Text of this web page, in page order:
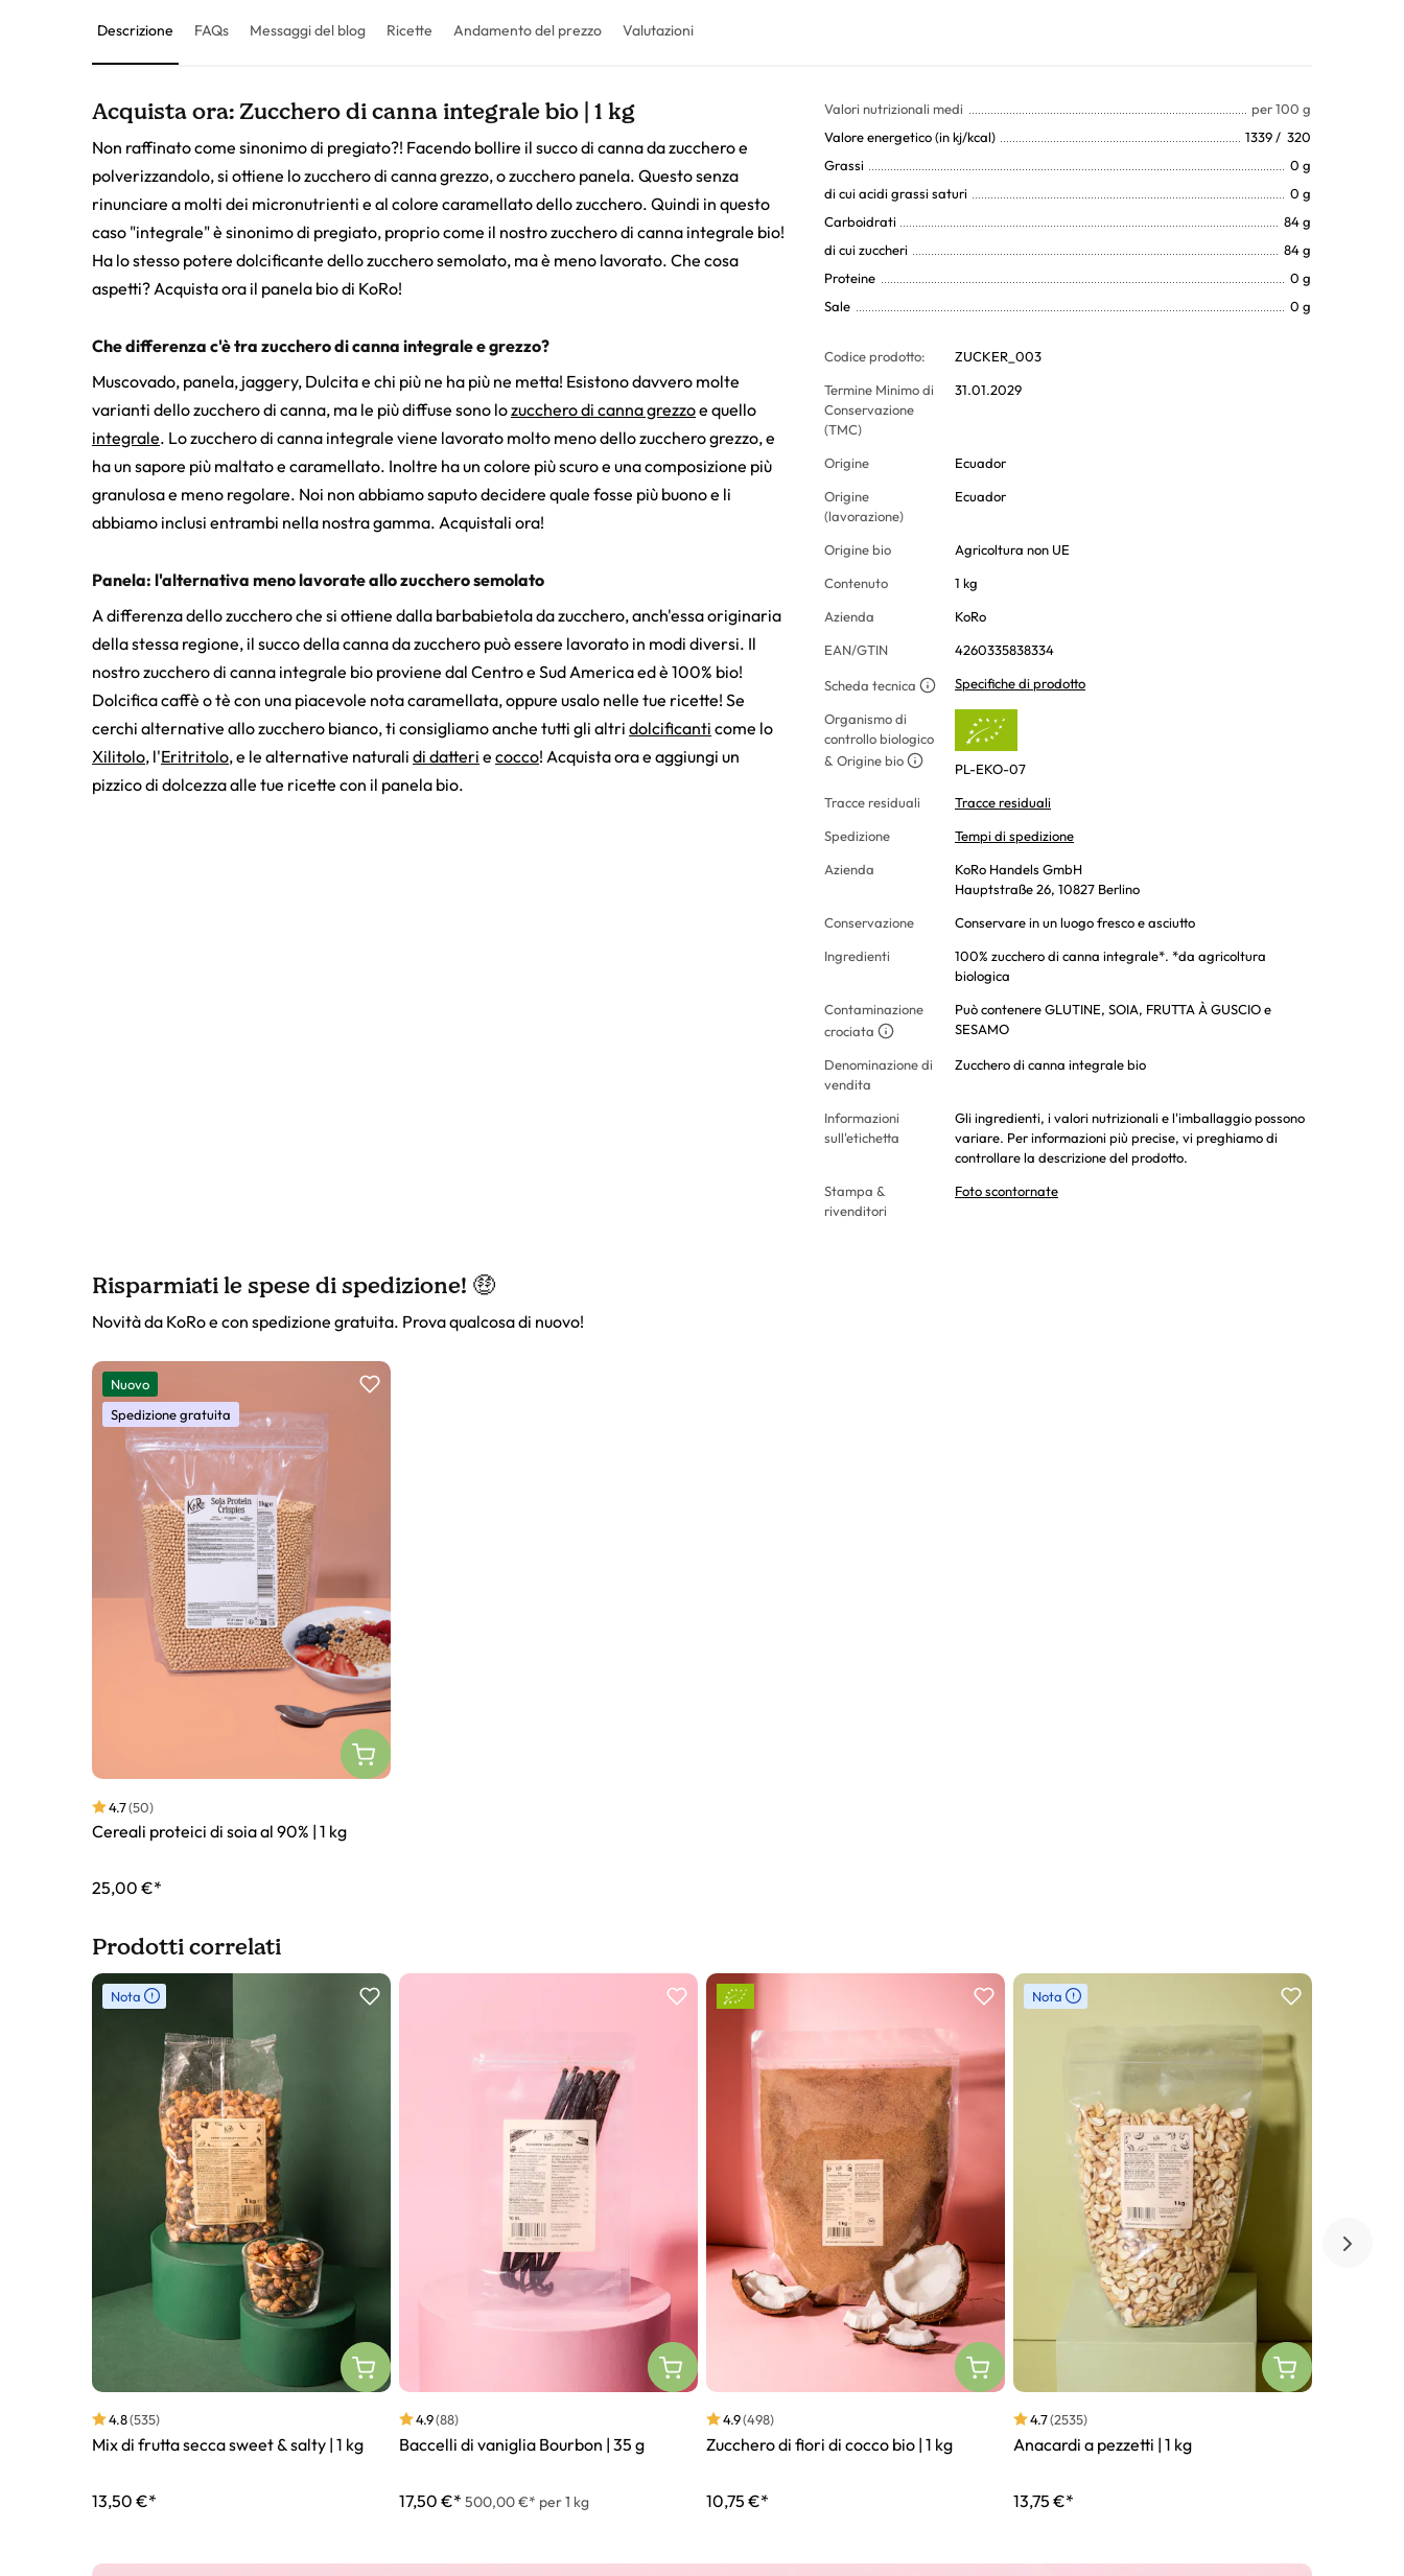
Descrizione FAQs Messaggi del blog Ricette Andamento del prezzo Valutazioni
Acquista ora: Zucchero di canna integrale bio | 1 kg
Non raffinato come sinonimo di pregiato?! Facendo bollire il succo di canna da zucchero e
polverizzandolo, si ottiene lo zucchero di canna grezzo, o zucchero panela. Questo senza
rinunciare a molti dei micronutrienti e al colore caramellato dello zucchero. Quindi in questo
caso "integrale" è sinonimo di pregiato, proprio come il nostro zucchero di canna integrale bio!
Ha lo stesso potere dolcificante dello zucchero semolato, ma è meno lavorato. Che cosa
aspetti? Acquista ora il panela bio di KoRo!
Che differenza c'è tra zucchero di canna integrale e grezzo?
Muscovado, panela, jaggery, Dulcita e chi più ne ha più ne metta! Esistono davvero molte
varianti dello zucchero di canna, ma le più diffuse sono lozucchero di canna grezzoe quello
integrale. Lo zucchero di canna integrale viene lavorato molto meno dello zucchero grezzo, e
ha un sapore più maltato e caramellato. Inoltre ha un colore più scuro e una composizione più
granulosa e meno regolare. Noi non abbiamo saputo decidere quale fosse più buono e li
abbiamo inclusi entrambi nella nostra gamma. Acquistali ora!
Panela: l'alternativa meno lavorate allo zucchero semolato
A differenza dello zucchero che si ottiene dalla barbabietola da zucchero, anch'essa originaria
della stessa regione, il succo della canna da zucchero può essere lavorato in modi diversi. Il
nostro zucchero di canna integrale bio proviene dal Centro e Sud America ed è 100% bio!
Dolcifica caffè o tè con una piacevole nota caramellata, oppure usalo nelle tue ricette! Se
cerchi alternative allo zucchero bianco, ti consigliamo anche tutti gli altri dolcificanti come lo
Xilitolo, l'Eritritolo, e le alternative naturali di datteri e cocco! Acquista ora e aggiungi un
pizzico di dolcezza alle tue ricette con il panela bio.
Valori nutrizionali medi
per 100 g
Valore energetico (in kj/kcal)
1339 / 320
Grassi
0 g
di cui acidi grassi saturi
0 g
Carboidrati
84 g
di cui zuccheri
84 g
Proteine
0 g
Sale
0 g
Codice prodotto:
ZUCKER_003
Termine Minimo di
Conservazione
(TMC)
31.01.2029
Origine
Ecuador
Origine
(lavorazione)
Ecuador
Origine bio
Agricoltura non UE
Contenuto
1 kg
Azienda
KoRo
EAN/GTIN
4260335838334
Scheda tecnica Specifiche di prodotto
Organismo di
controllo biologico
& Origine bio
PL-EKO-07
Tracce residuali
Tracce residuali
Spedizione
Tempi di spedizione
Azienda
KoRo Handels GmbH
Hauptstraße 26, 10827 Berlino
Conservazione
Conservare in un luogo fresco e asciutto
Ingredienti
100% zucchero di canna integrale*. *da agricoltura
biologica
Contaminazione
crociata
Può contenere GLUTINE, SOIA, FRUTTA À GUSCIO e
SESAMO
Denominazione di
vendita
Zucchero di canna integrale bio
Informazioni
sull'etichetta
Gli ingredienti, i valori nutrizionali e l'imballaggio possono
variare. Per informazioni più precise, vi preghiamo di
controllare la descrizione del prodotto.
Stampa &
rivenditori
Foto scontornate
Risparmiati le spese di spedizione! 🤑
Novità da KoRo e con spedizione gratuita. Prova qualcosa di nuovo!
Slider prodotto
Nuovo
Spedizione gratuita
4.7(50)
Cereali proteici di soia al 90% | 1 kg
25,00 €*
Prodotti correlati
Slider prodotto
Nota
4.8(535)
Mix di frutta secca sweet & salty | 1 kg
13,50 €*
4.9(88)
Baccelli di vaniglia Bourbon | 35 g
17,50 €* 500,00 €* per 1 kg
4.9(498)
Zucchero di fiori di cocco bio | 1 kg
10,75 €*
Nota
4.7(2535)
Anacardi a pezzetti | 1 kg
13,75 €*